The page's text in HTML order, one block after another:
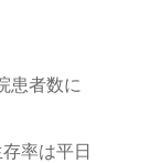
患者数に
率は平日